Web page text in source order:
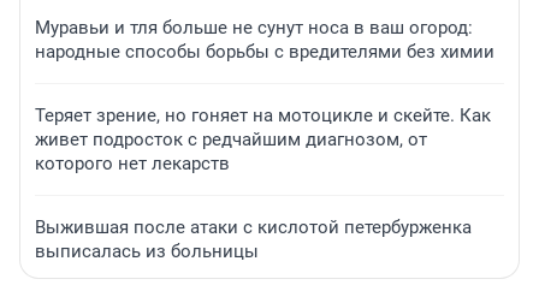
Муравьи и тля больше не сунут носа в ваш огород:
народные способы борьбы с вредителями без химии
Теряет зрение, но гоняет на мотоцикле и скейте. Как
живет подросток с редчайшим диагнозом, от
которого нет лекарств
Выжившая после атаки с кислотой петербурженка
выписалась из больницы